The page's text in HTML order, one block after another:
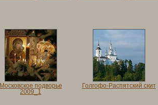
Московское подворье
2009_1
Голгофо-Распятский скит